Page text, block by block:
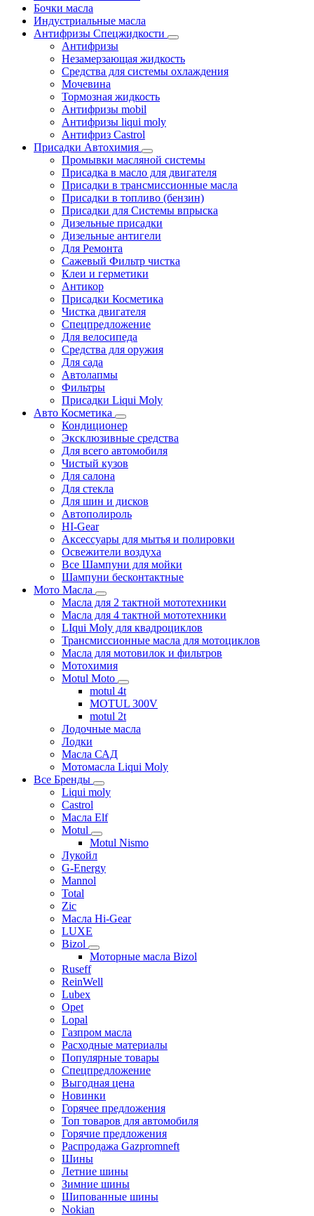
Бочки масла
Индустриальные масла
Антифризы Спецжидкости
Антифризы
Незамерзающая жидкость
Средства для системы охлаждения
Мочевина
Тормозная жидкость
Антифризы mobil
Антифризы liqui moly
Антифриз Castrol
Присадки Автохимия
Промывки масляной системы
Присадка в масло для двигателя
Присадки в трансмиссионные масла
Присадки в топливо (бензин)
Присадки для Системы впрыска
Дизельные присадки
Дизельные антигели
Для Ремонта
Сажевый Фильтр чистка
Клеи и герметики
Антикор
Присадки Косметика
Чистка двигателя
Спецпредложение
Для велосипеда
Средства для оружия
Для сада
Автолапмы
Фильтры
Присадки Liqui Moly
Авто Косметика
Кондиционер
Эксклюзивные средства
Для всего автомобиля
Чистый кузов
Для салона
Для стекла
Для шин и дисков
Автополироль
HI-Gear
Аксессуары для мытья и полировки
Освежители воздуха
Все Шампуни для мойки
Шампуни бесконтактные
Мото Масла
Масла для 2 тактной мототехники
Масла для 4 тактной мототехники
LIqui Moly для квадроциклов
Трансмиссионные масла для мотоциклов
Масла для мотовилок и фильтров
Мотохимия
Motul Moto
motul 4t
MOTUL 300V
motul 2t
Лодочные масла
Лодки
Масла САД
Мотомасла Liqui Moly
Все Бренды
Liqui moly
Castrol
Масла Elf
Motul
Motul Nismo
Лукойл
G-Energy
Mannol
Total
Zic
Масла Hi-Gear
LUXE
Bizol
Моторные масла Bizol
Ruseff
ReinWell
Lubex
Opet
Lopal
Газпром масла
Расходные материалы
Популярные товары
Спецпредложение
Выгодная цена
Новинки
Горячее предложения
Топ товаров для автомобиля
Горячие предложения
Распродажа Gazpromneft
Шины
Летние шины
Зимние шины
Шипованные шины
Nokian